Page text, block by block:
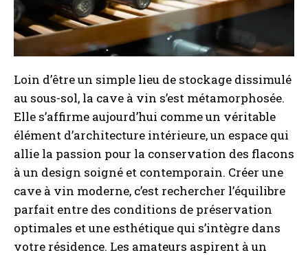
Loin d’être un simple lieu de stockage dissimulé
au sous-sol, la cave à vin s’est métamorphosée.
Elle s’affirme aujourd’hui comme un véritable
élément d’architecture intérieure, un espace qui
allie la passion pour la conservation des flacons
à un design soigné et contemporain. Créer une
cave à vin moderne, c’est rechercher l’équilibre
parfait entre des conditions de préservation
optimales et une esthétique qui s’intègre dans
votre résidence. Les amateurs aspirent à un